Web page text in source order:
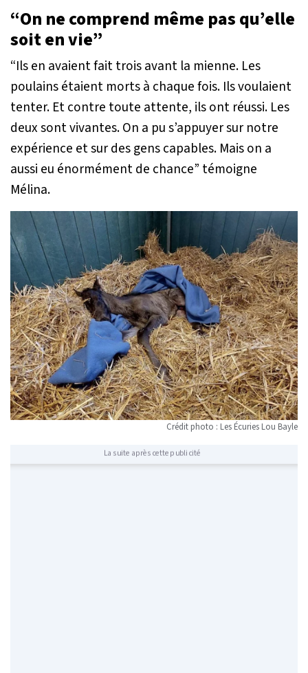
“On ne comprend même pas qu’elle
soit en vie”
“Ils en avaient fait trois avant la mienne. Les
poulains étaient morts à chaque fois. Ils voulaient
tenter. Et contre toute attente, ils ont réussi. Les
deux sont vivantes. On a pu s’appuyer sur notre
expérience et sur des gens capables. Mais on a
aussi eu énormément de chance” témoigne
Mélina.
Crédit photo : Les Écuries Lou Bayle
La suite après cette publicité